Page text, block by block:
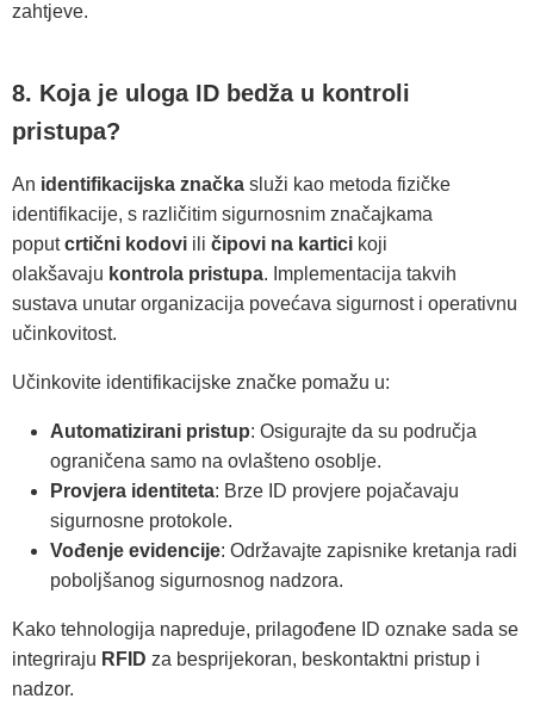
zahtjeve.
8. Koja je uloga ID bedža u kontroli
pristupa?
An identifikacijska značka služi kao metoda fizičke
identifikacije, s različitim sigurnosnim značajkama
poputcrtični kodovi ili čipovi na kartici koji
olakšavaju kontrola pristupa. Implementacija takvih
sustava unutar organizacija povećava sigurnost i operativnu
učinkovitost.
Učinkovite identifikacijske značke pomažu u:
Automatizirani pristup: Osigurajte da su područja
ograničena samo na ovlašteno osoblje.
Provjera identiteta: Brze ID provjere pojačavaju
sigurnosne protokole.
Vođenje evidencije: Održavajte zapisnike kretanja radi
poboljšanog sigurnosnog nadzora.
Kako tehnologija napreduje, prilagođene ID oznake sada se
integriraju RFID za besprijekoran, beskontaktni pristup i
nadzor.